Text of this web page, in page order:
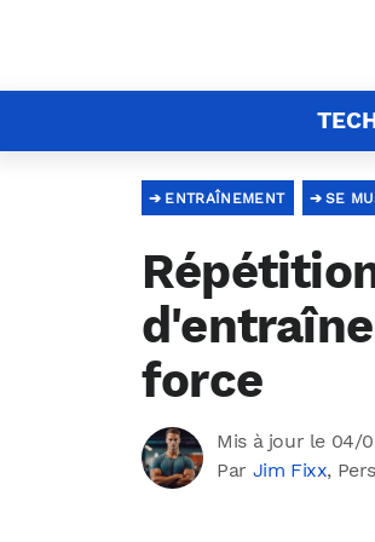
SE
ENTRAÎNEMENT
force
Mis à jour le 04/
Par Jim Fixx,